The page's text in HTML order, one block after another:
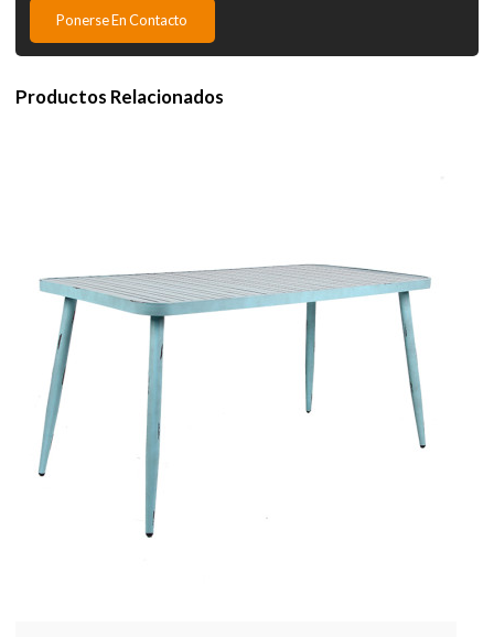
Ponerse En Contacto
Productos Relacionados